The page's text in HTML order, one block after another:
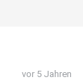
vor 5 Jahren